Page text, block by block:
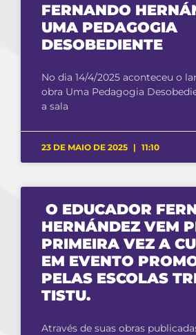
FERNANDO
UMA PEDAGOGIA
DESOBEDIENTE
No dia 14/4/2025 aconteceu o
obra Uma Pedagogia
a sala
23 DE MAIO DE 2025 11:10
O EDUCADOR
HERNÁNDEZ VEM
PRIMEIRA VEZ A
EM EVENTO
PELAS ESCOLAS
TISTU.
Através de suas obras